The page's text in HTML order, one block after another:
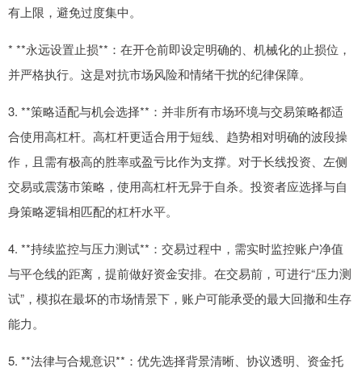
有上限，避免过度集中。
* **永远设置止损**：在开仓前即设定明确的、机械化的止损位，
并严格执行。这是对抗市场风险和情绪干扰的纪律保障。
3. **策略适配与机会选择**：并非所有市场环境与交易策略都适
合使用高杠杆。高杠杆更适合用于短线、趋势相对明确的波段操
作，且需有极高的胜率或盈亏比作为支撑。对于长线投资、左侧
交易或震荡市策略，使用高杠杆无异于自杀。投资者应选择与自
身策略逻辑相匹配的杠杆水平。
4. **持续监控与压力测试**：交易过程中，需实时监控账户净值
与平仓线的距离，提前做好资金安排。在交易前，可进行“压力测
试”，模拟在最坏的市场情景下，账户可能承受的最大回撤和生存
能力。
5. **法律与合规意识**：优先选择背景清晰、协议透明、资金托